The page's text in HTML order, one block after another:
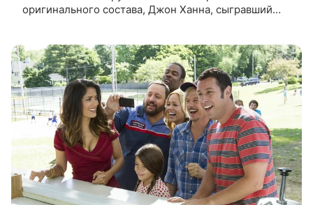
оригинального состава, Джон Ханна, сыгравший